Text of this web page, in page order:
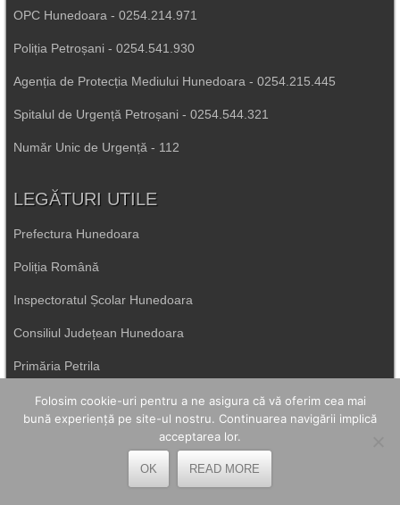
OPC Hunedoara - 0254.214.971
Poliția Petroșani - 0254.541.930
Agenția de Protecția Mediului Hunedoara - 0254.215.445
Spitalul de Urgență Petroșani - 0254.544.321
Număr Unic de Urgență - 112
LEGĂTURI UTILE
Prefectura Hunedoara
Poliția Română
Inspectoratul Școlar Hunedoara
Consiliul Județean Hunedoara
Primăria Petrila
Primăria Petroșani
Folosim cookie-uri pentru a ne asigura că vă oferim cea mai
bună experiență pe site-ul nostru. Continuarea navigării implică
acceptarea lor.
OK READ MORE